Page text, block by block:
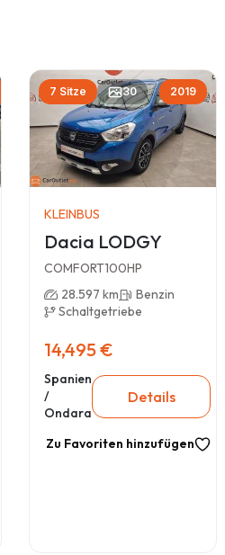
7 Sitze 30 2019
KLEINBUS
Dacia LODGY
COMFORT100HP
28.597 km
Benzin
Schaltgetriebe
14,495 €
Spanien
/
Ondara
Details
Zu Favoriten hinzufügen